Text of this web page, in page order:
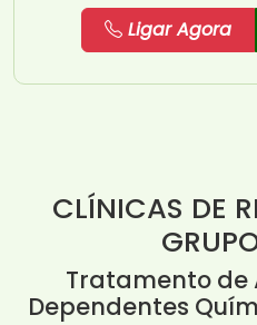
Ligar Agora
CLÍNICAS DE
Tratamento de
Dependentes